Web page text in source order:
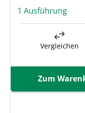
1 Ausführung
Vergleichen
Zum